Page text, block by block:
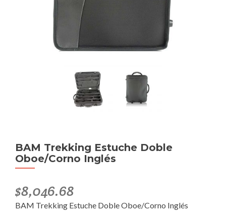
BAM Trekking Estuche Doble
Oboe/Corno Inglés
$8,046.68
BAM Trekking Estuche Doble Oboe/Corno Inglés